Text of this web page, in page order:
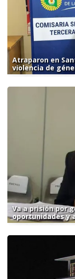
Atraparon en
violencia de
Va a prisión por
oportunidades y